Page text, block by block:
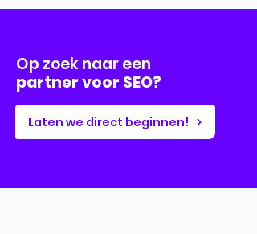
Op zoek naar een
partner voor SEO?
Laten we direct beginnen!